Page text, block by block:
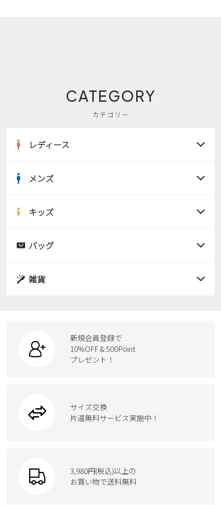
CATEGORY
カテゴリー
レディース
サンダル
スニーカー
カジュアルシューズ
ワークシューズ
ウェア
moz
メンズ
サンダル
ローファー
ブーツ
Parade
キッズ
サンダル
スクール
new balance
バッグ
ボディバッグ
ハンドバッグ
トートバッグ
雑貨
ケア用品
新規会員登録で
10%OFF & 500Point
プレゼント！
サイズ交換
片道無料サービス実施中！
3,980円(税込)以上の
お買い物で送料無料